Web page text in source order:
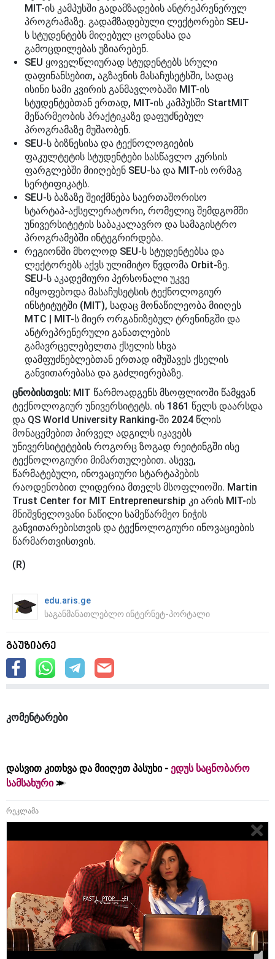
MIT-ის კამპუსში გადამზადების ანტრეპრენერულ
პროგრამაზე. გადამზადებული ლექტორები SEU-
ს სტუდენტებს მიღებულ ცოდნასა და
გამოცდილებას უზიარებენ.
SEU ყოველწლიურად სტუდენტებს სრული
დაფინანსებით, აგზავნის მასაჩუსეტსში, სადაც
ისინი სამი კვირის განმავლობაში MIT-ის
სტუდენტებთან ერთად, MIT-ის კამპუსში StartMIT
მეწარმეობის პრაქტიკაზე დაფუძნებულ
პროგრამაზე მუშაობენ.
SEU-ს ბიზნესისა და ტექნოლოგიების
ფაკულტეტის სტუდენტები სასწავლო კურსის
ფარგლებში მიიღებენ SEU-სა და MIT-ის ორმაგ
სერტიფიკატს.
SEU-ს ბაზაზე შეიქმნება საერთაშორისო
სტარტაპ-აქსელერატორი, რომელიც შემდგომში
უნივერსიტეტის საბაკალავრო და სამაგისტრო
პროგრამებში ინტეგრირდება.
რეგიონში მხოლოდ SEU-ს სტუდენტებსა და
ლექტორებს აქვს ულიმიტო წვდომა Orbit-ზე.
SEU-ს აკადემიური პერსონალი უკვე
იმყოფებოდა მასაჩუსეტსის ტექნოლოგიურ
ინსტიტუტში (MIT), სადაც მონაწილეობა მიიღეს
MTC | MIT-ს მიერ ორგანიზებულ ტრენინგში და
ანტრეპრენერული განათლების
გამავრცელებელთა ქსელის სხვა
დამფუძნებლებთან ერთად იმუშავეს ქსელის
განვითარებასა და გაძლიერებაზე.
ცნობისთვის: MIT წარმოადგენს მსოფლიოში წამყვან
ტექნოლოგიურ უნივერსიტეტს. ის 1861 წელს დაარსდა
და QS World University Ranking-ში 2024 წლის
მონაცემებით პირველ ადგილს იკავებს
უნივერსიტეტების როგორც ზოგად რეიტინგში ისე
ტექნოლოგიური მიმართულებით. ასევე,
წარმატებული, ინოვაციური სტარტაპების
რაოდენობით ლიდერია მთელს მსოფლიოში. Martin
Trust Center for MIT Entrepreneurship კი არის MIT-ის
მნიშვნელოვანი ნაწილი სამეწარმეო ნიჭის
განვითარებისთვის და ტექნოლოგიური ინოვაციების
წარმართვისთვის.
(R)
edu.aris.ge
საგანმანათლებლო ინტერნეტ-პორტალი
გაუზიარე
კომენტარები
დასვით კითხვა და მიიღეთ პასუხი - ედუს საცნობარო
სამსახური
რეკლამა